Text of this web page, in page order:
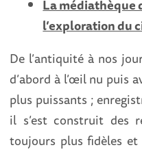
La médiathèque
l’exploration du
De l’antiquité à nos
d’abord à l’œil nu puis
plus puissants ;
il s’est construit des
toujours plus fidèles